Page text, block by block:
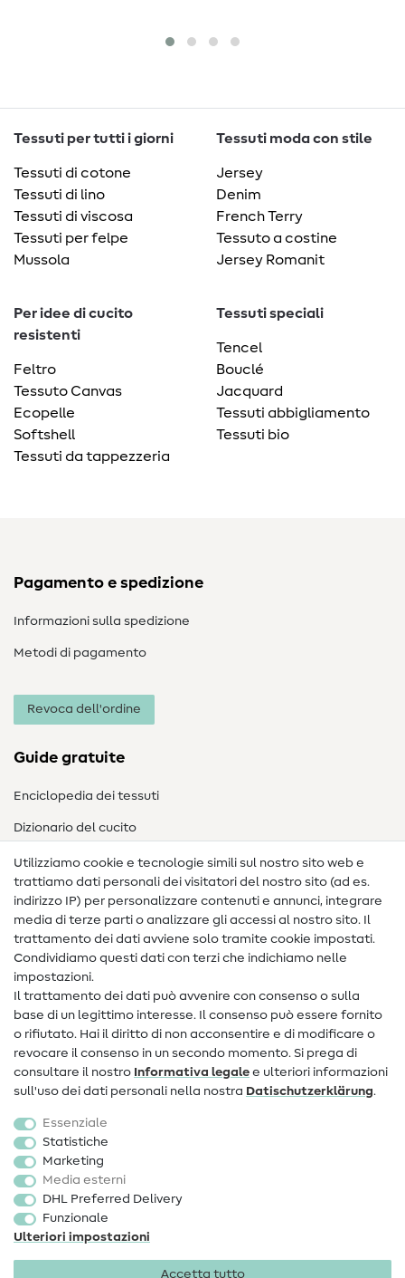
Tessuti per tutti i giorni
Tessuti di cotone
Tessuti di lino
Tessuti di viscosa
Tessuti per felpe
Mussola
Tessuti moda con stile
Jersey
Denim
French Terry
Tessuto a costine
Jersey Romanit
Per idee di cucito
resistenti
Feltro
Tessuto Canvas
Ecopelle
Softshell
Tessuti da tappezzeria
Tessuti speciali
Tencel
Bouclé
Jacquard
Tessuti abbigliamento
Tessuti bio
Pagamento e spedizione
Informazioni sulla spedizione
Metodi di pagamento
Revoca dell'ordine
Guide gratuite
Enciclopedia dei tessuti
Dizionario del cucito
Nähanleitungen
Assistenza e contatto
Contatto
Informazioni sul nuovo proprietario
FAQ
Diritto di recesso
Popolare
Accessori cucito
Sale
Utilizziamo cookie e tecnologie simili sul nostro sito web e
trattiamo dati personali dei visitatori del nostro sito (ad es.
indirizzo IP) per personalizzare contenuti e annunci, integrare
media di terze parti o analizzare gli accessi al nostro sito. Il
trattamento dei dati avviene solo tramite cookie impostati.
Condividiamo questi dati con terzi che indichiamo nelle
impostazioni.
Il trattamento dei dati può avvenire con consenso o sulla
base di un legittimo interesse. Il consenso può essere fornito
o rifiutato. Hai il diritto di non acconsentire e di modificare o
revocare il consenso in un secondo momento. Si prega di
consultare il nostro Informativa legale e ulteriori informazioni
sull'uso dei dati personali nella nostra Dati­schutz­erklärung.
Essenziale
Statistiche
Marketing
Media esterni
DHL Preferred Delivery
Funzionale
Ulteriori impostazioni
Accetta tutto